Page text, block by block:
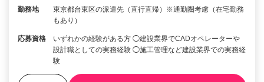
勤務地
東京都台東区の派遣先（直行直帰）※通勤圏考慮（在宅勤務
もあり）
応募資格
いずれかの経験がある方 ◯建設業界でCADオペレーターや
設計職としての実務経験 ◯施工管理など建設業界での実務経
験